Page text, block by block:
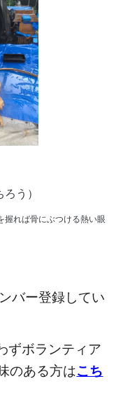
ろう ）
握れば骨にぶつける熱い眼
バー登録してい
ずボランティア
のある方はこち